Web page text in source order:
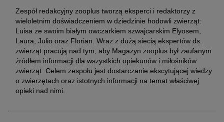
Zespół redakcyjny zooplus tworzą eksperci i redaktorzy z
wieloletnim doświadczeniem w dziedzinie hodowli zwierząt:
Luisa ze swoim białym owczarkiem szwajcarskim Elyosem,
Laura, Julio oraz Florian. Wraz z dużą siecią ekspertów ds.
zwierząt pracują nad tym, aby Magazyn zooplus był zaufanym
źródłem informacji dla wszystkich opiekunów i miłośników
zwierząt. Celem zespołu jest dostarczanie ekscytującej wiedzy
o zwierzętach oraz istotnych informacji na temat właściwej
opieki nad nimi.